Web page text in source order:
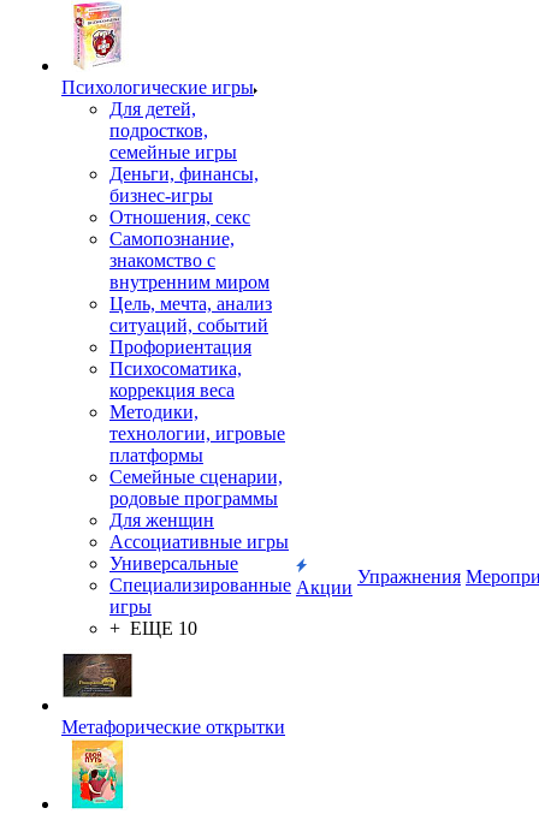
Психологические игры
Для детей,
подростков,
семейные игры
Деньги, финансы,
бизнес-игры
Отношения, секс
Самопознание,
знакомство с
внутренним миром
Цель, мечта, анализ
ситуаций, событий
Профориентация
Психосоматика,
коррекция веса
Методики,
технологии, игровые
платформы
Семейные сценарии,
родовые программы
Для женщин
Ассоциативные игры
Универсальные
Специализированные
игры
+ ЕЩЕ 10
Метафорические открытки
Акции
Упражнения